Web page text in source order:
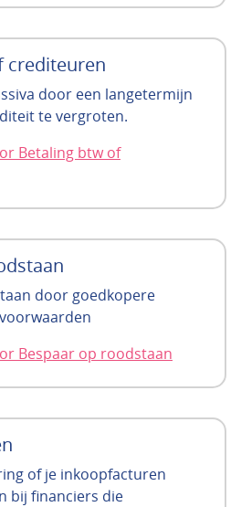
crediteuren
door een langetermijn
te vergroten.
Betaling btw of
door goedkopere
Bespaar op roodstaan
of je inkoopfacturen
bij financiers die